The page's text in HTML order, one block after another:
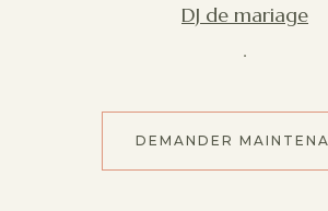
DJ de mariage
.
DEMANDER